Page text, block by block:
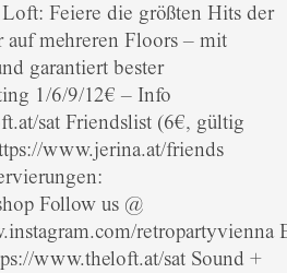
Feiere die größten Hits der
mehreren Floors – mit
garantiert bester
1/6/9/12€ – Info
sat Friendslist (6€, gültig
www.jerina.at/friends
Follow us @
retropartyvienna
www.theloft.at/sat Sound +